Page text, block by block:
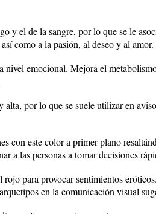
y el de la sangre, por lo que se le
como a la pasión, al deseo y al amor.
nivel emocional. Mejora el
por lo que se suele utilizar en
con este color a primer plano
a las personas a tomar decisiones
para provocar sentimientos
en la comunicación visual